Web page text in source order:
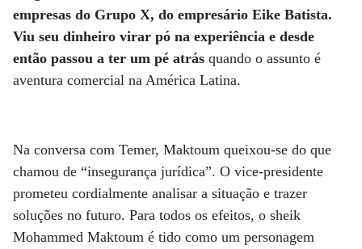
empresas do Grupo X, do empresário Eike Batista.
Viu seu dinheiro virar pó na experiência e desde
então passou a ter um pé atrás quando o assunto é
aventura comercial na América Latina.
Na conversa com Temer, Maktoum queixou-se do que
chamou de “insegurança jurídica”. O vice-presidente
prometeu cordialmente analisar a situação e trazer
soluções no futuro. Para todos os efeitos, o sheik
Mohammed Maktoum é tido como um personagem